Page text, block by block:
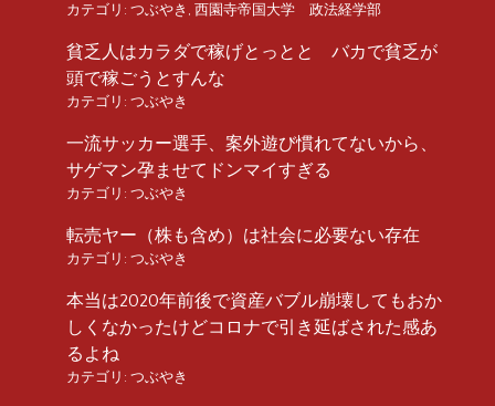
カテゴリ: つぶやき 西園寺帝国大学 政法経学部
貧乏人はカラダで稼げとっとと バカで貧乏が
頭で稼ごうとすんな
カテゴリ: つぶやき
一流サッカー選手、案外遊び慣れてないから、
サゲマン孕ませてドンマイすぎる
カテゴリ: つぶやき
転売ヤー（株も含め）は社会に必要ない存在
カテゴリ: つぶやき
本当は2020年前後で資産バブル崩壊してもおか
しくなかったけどコロナで引き延ばされた感あ
るよね
カテゴリ: つぶやき